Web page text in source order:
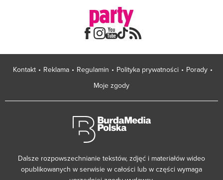
Kontakt Reklama Regulamin Polityka prywatności
Porady
Moje zgody
Dalsze rozpowszechnianie tekstów, zdjęć i materiałów wideo
opublikowanych w serwisie w całości lub w części wymaga